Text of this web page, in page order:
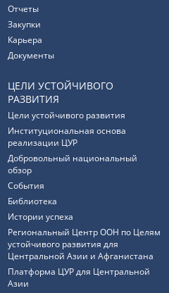
Отчеты
Закупки
Карьера
Документы
ЦЕЛИ УСТОЙЧИВОГО
РАЗВИТИЯ
Цели устойчивого развития
Институциональная основа
реализации ЦУР
Добровольный национальный
обзор
События
Библиотека
Истории успеха
Региональный Центр ООН по Целям
устойчивого развития для
Центральной Азии и Афганистана
Платформа ЦУР для Центральной
Азии